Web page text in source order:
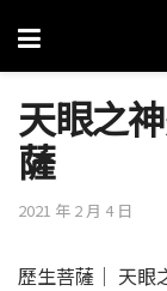
天眼之
薩
2021 年 2 月 4 日
歷生菩薩│ 天眼